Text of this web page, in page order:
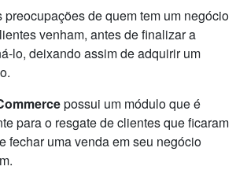
preocupações de quem tem um negócio
venham, antes de finalizar a
lo, deixando assim de adquirir um
possui um módulo que é
para o resgate de clientes que ficaram
fechar uma venda em seu negócio